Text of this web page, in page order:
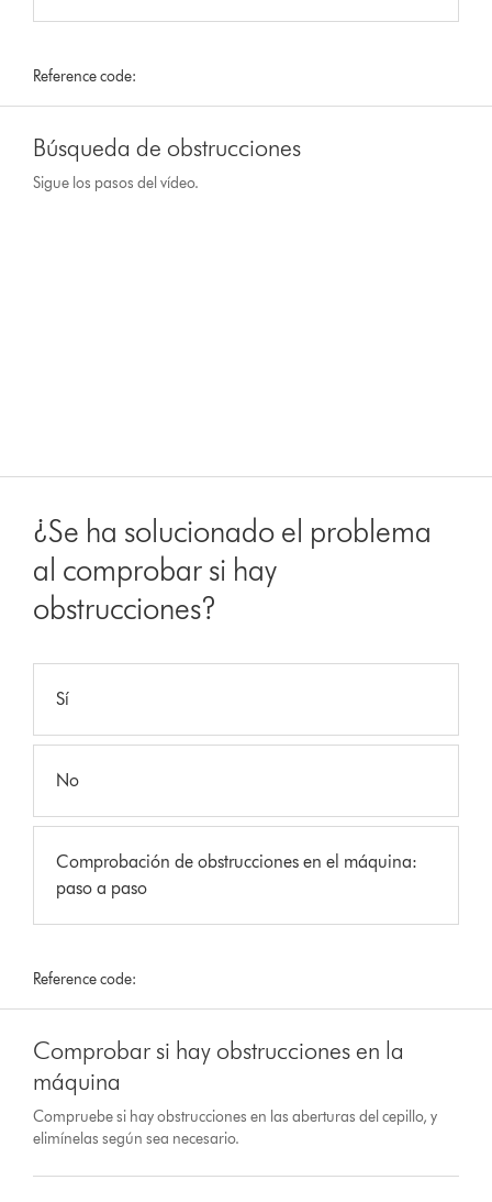
Reference code:
Búsqueda de obstrucciones
Sigue los pasos del vídeo.
¿Se ha solucionado el problema
al comprobar si hay
obstrucciones?
Sí
No
Comprobación de obstrucciones en el máquina:
paso a paso
Reference code:
Comprobar si hay obstrucciones en la
máquina
Compruebe si hay obstrucciones en las aberturas del cepillo, y
elimínelas según sea necesario.